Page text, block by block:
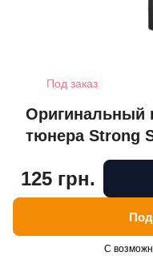
Под заказ
Оригинальный
тюнера Strong
125 грн.
С